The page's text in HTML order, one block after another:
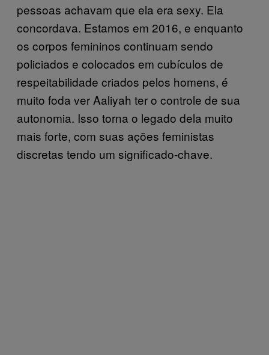
pessoas achavam que ela era sexy. Ela
concordava. Estamos em 2016, e enquanto
os corpos femininos continuam sendo
policiados e colocados em cubículos de
respeitabilidade criados pelos homens, é
muito foda ver Aaliyah ter o controle de sua
autonomia. Isso torna o legado dela muito
mais forte, com suas ações feministas
discretas tendo um significado-chave.